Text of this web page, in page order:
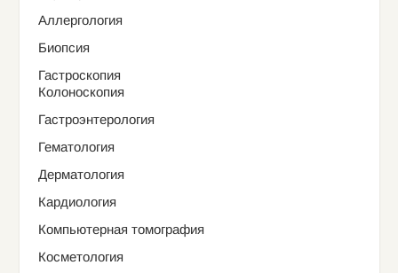
Аллергология
Биопсия
Гастроскопия
Колоноскопия
Гастроэнтерология
Гематология
Дерматология
Кардиология
Компьютерная томография
Косметология